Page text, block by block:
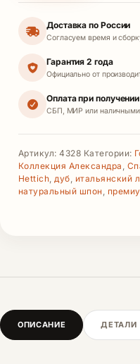
Доставка по России
Согласуем время и
Гарантия 2 года
Официально от
Оплата при получении
СБП, МИР или наличными
Артикул:4328 Категории:
Коллекция Александра ,
Hettich,дуб, итальянский
натуральный шпон,
ОПИСАНИЕ ДЕТАЛИ